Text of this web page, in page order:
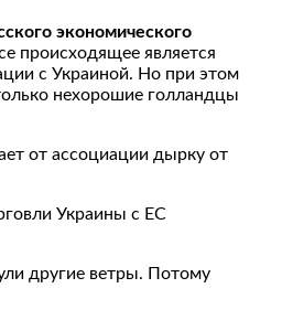
экономического
происходящее является
с Украиной. Но при этом
нехорошие голландцы
от ассоциации дырку от
Украины с ЕС
другие ветры. Потому